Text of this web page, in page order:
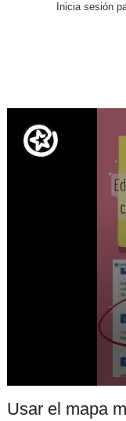
Inicia sesión
Usar el mapa